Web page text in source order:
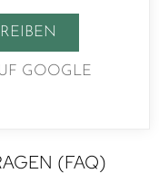
GOOGLE
(FAQ)